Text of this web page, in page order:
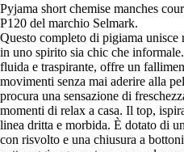
Pyjama short chemise manches
P120 del marchio Selmark.
Questo completo di pigiama unisce
in uno spirito sia chic che
fluida e traspirante, offre un
movimenti senza mai aderire alla
procura una sensazione di
momenti di relax a casa. Il top,
linea dritta e morbida. È dotato di
con risvolto e una chiusura a